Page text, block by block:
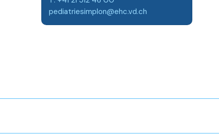
pediatriesimplon@ehc.vd.ch